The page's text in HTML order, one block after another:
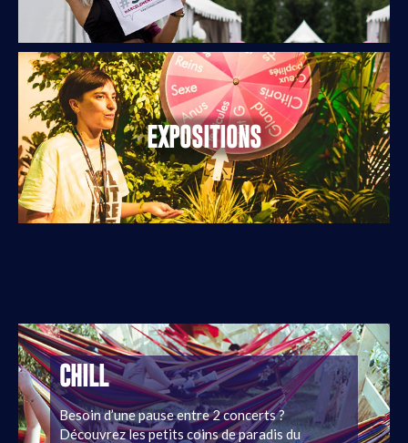
EXPOSITIONS
CHILL
Besoin d’une pause entre 2 concerts ?
Découvrez les petits coins de paradis du